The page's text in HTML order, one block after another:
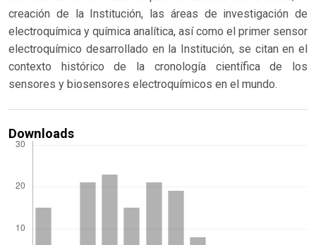
creación de la Institución, las áreas de investigación de
electroquímica y química analítica, así como el primer sensor
electroquímico desarrollado en la Institución, se citan en el
contexto histórico de la cronología científica de los
sensores y biosensores electroquímicos en el mundo.
Downloads